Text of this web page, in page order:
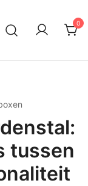
0
tussen